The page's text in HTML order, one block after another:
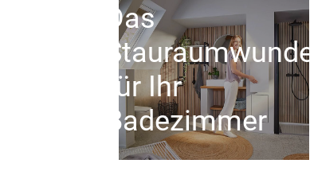
Das
Stauraumwunder
für Ihr
Badezimmer